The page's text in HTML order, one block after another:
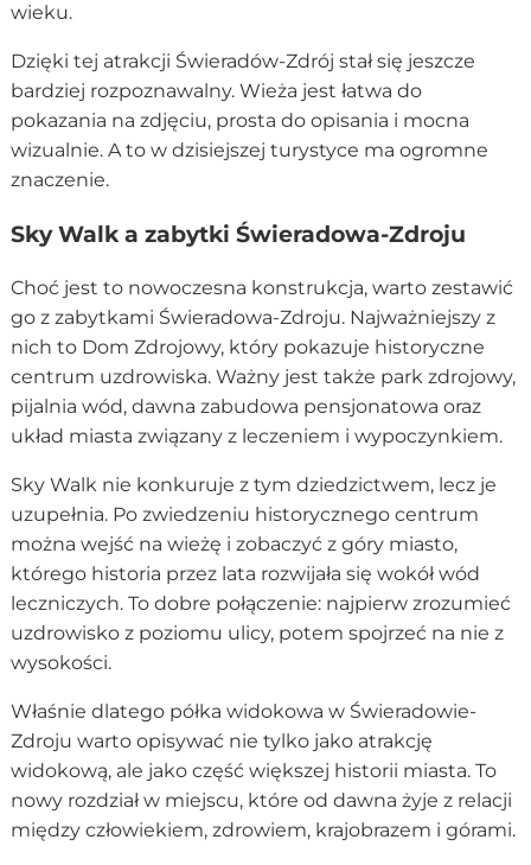
wieku.
Dzięki tej atrakcji Świeradów-Zdrój stał się jeszcze
bardziej rozpoznawalny. Wieża jest łatwa do
pokazania na zdjęciu, prosta do opisania i mocna
wizualnie. A to w dzisiejszej turystyce ma ogromne
znaczenie.
Sky Walk a zabytki Świeradowa-Zdroju
Choć jest to nowoczesna konstrukcja, warto zestawić
go z zabytkami Świeradowa-Zdroju. Najważniejszy z
nich to Dom Zdrojowy, który pokazuje historyczne
centrum uzdrowiska. Ważny jest także park zdrojowy,
pijalnia wód, dawna zabudowa pensjonatowa oraz
układ miasta związany z leczeniem i wypoczynkiem.
Sky Walk nie konkuruje z tym dziedzictwem, lecz je
uzupełnia. Po zwiedzeniu historycznego centrum
można wejść na wieżę i zobaczyć z góry miasto,
którego historia przez lata rozwijała się wokół wód
leczniczych. To dobre połączenie: najpierw zrozumieć
uzdrowisko z poziomu ulicy, potem spojrzeć na nie z
wysokości.
Właśnie dlatego półka widokowa w Świeradowie-
Zdroju warto opisywać nie tylko jako atrakcję
widokową, ale jako część większej historii miasta. To
nowy rozdział w miejscu, które od dawna żyje z relacji
między człowiekiem, zdrowiem, krajobrazem i górami.